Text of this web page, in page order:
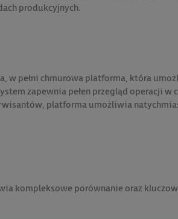
produkcyjnych.
w pełni chmurowa platforma, która
zapewnia pełen przegląd operacji
platforma umożliwia
kompleksowe porównanie oraz